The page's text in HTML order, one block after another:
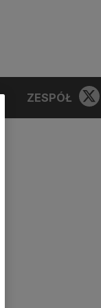
ZESPÓŁ